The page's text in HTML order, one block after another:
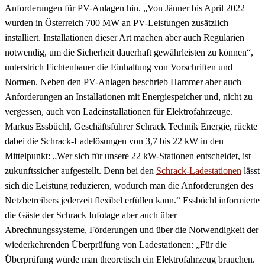
Anforderungen für PV-Anlagen hin. „Von Jänner bis April 2022
wurden in Österreich 700 MW an PV-Leistungen zusätzlich
installiert. Installationen dieser Art machen aber auch Regularien
notwendig, um die Sicherheit dauerhaft gewährleisten zu können“,
unterstrich Fichtenbauer die Einhaltung von Vorschriften und
Normen. Neben den PV-Anlagen beschrieb Hammer aber auch
Anforderungen an Installationen mit Energiespeicher und, nicht zu
vergessen, auch von Ladeinstallationen für Elektrofahrzeuge.
Markus Essbüchl, Geschäftsführer Schrack Technik Energie, rückte
dabei die Schrack-Ladelösungen von 3,7 bis 22 kW in den
Mittelpunkt: „Wer sich für unsere 22 kW-Stationen entscheidet, ist
zukunftssicher aufgestellt. Denn bei den Schrack-Ladestationen lässt
sich die Leistung reduzieren, wodurch man die Anforderungen des
Netzbetreibers jederzeit flexibel erfüllen kann.“ Essbüchl informierte
die Gäste der Schrack Infotage aber auch über
Abrechnungssysteme, Förderungen und über die Notwendigkeit der
wiederkehrenden Überprüfung von Ladestationen: „Für die
Überprüfung würde man theoretisch ein Elektrofahrzeug brauchen.